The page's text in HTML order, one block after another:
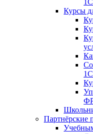
Курсы
Партнёрские